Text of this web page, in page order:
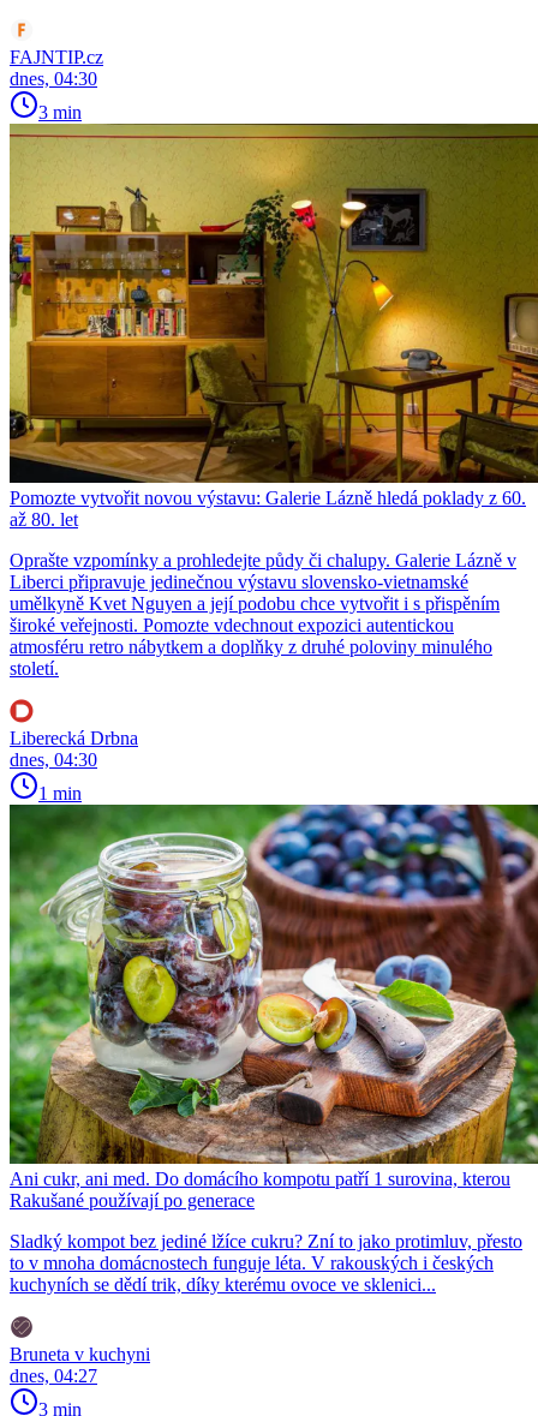
FAJNTIP.cz
dnes, 04:30
3 min
Pomozte vytvořit novou výstavu: Galerie Lázně hledá poklady z 60.
až 80. let
Oprašte vzpomínky a prohledejte půdy či chalupy. Galerie Lázně v
Liberci připravuje jedinečnou výstavu slovensko-vietnamské
umělkyně Kvet Nguyen a její podobu chce vytvořit i s přispěním
široké veřejnosti. Pomozte vdechnout expozici autentickou
atmosféru retro nábytkem a doplňky z druhé poloviny minulého
století.
Liberecká Drbna
dnes, 04:30
1 min
Ani cukr, ani med. Do domácího kompotu patří 1 surovina, kterou
Rakušané používají po generace
Sladký kompot bez jediné lžíce cukru? Zní to jako protimluv, přesto
to v mnoha domácnostech funguje léta. V rakouských i českých
kuchyních se dědí trik, díky kterému ovoce ve sklenici...
Bruneta v kuchyni
dnes, 04:27
3 min